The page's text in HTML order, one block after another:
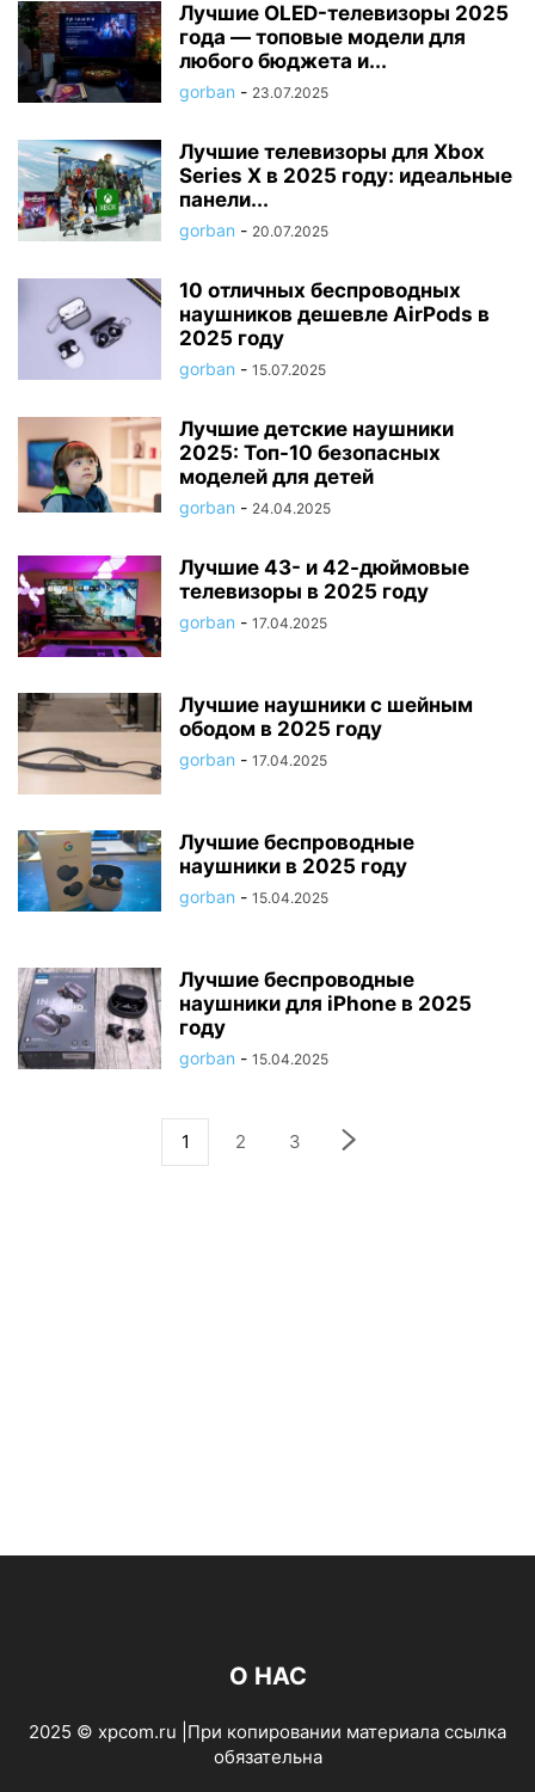
Лучшие OLED-телевизоры 2025
года — топовые модели для
любого бюджета и...
gorban - 23.07.2025
Лучшие телевизоры для Xbox
Series X в 2025 году: идеальные
панели...
gorban - 20.07.2025
10 отличных беспроводных
наушников дешевле AirPods в
2025 году
gorban - 15.07.2025
Лучшие детские наушники
2025: Топ-10 безопасных
моделей для детей
gorban - 24.04.2025
Лучшие 43- и 42-дюймовые
телевизоры в 2025 году
gorban - 17.04.2025
Лучшие наушники с шейным
ободом в 2025 году
gorban - 17.04.2025
Лучшие беспроводные
наушники в 2025 году
gorban - 15.04.2025
Лучшие беспроводные
наушники для iPhone в 2025
году
gorban - 15.04.2025
1 2 3
О НАС
2025 © xpcom.ru |При копировании материала ссылка
обязательна